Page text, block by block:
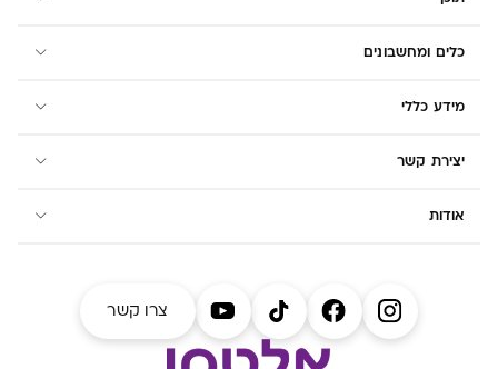
כלים ומחשבונים
מידע כללי
יצירת קשר
אודות
צרו קשר